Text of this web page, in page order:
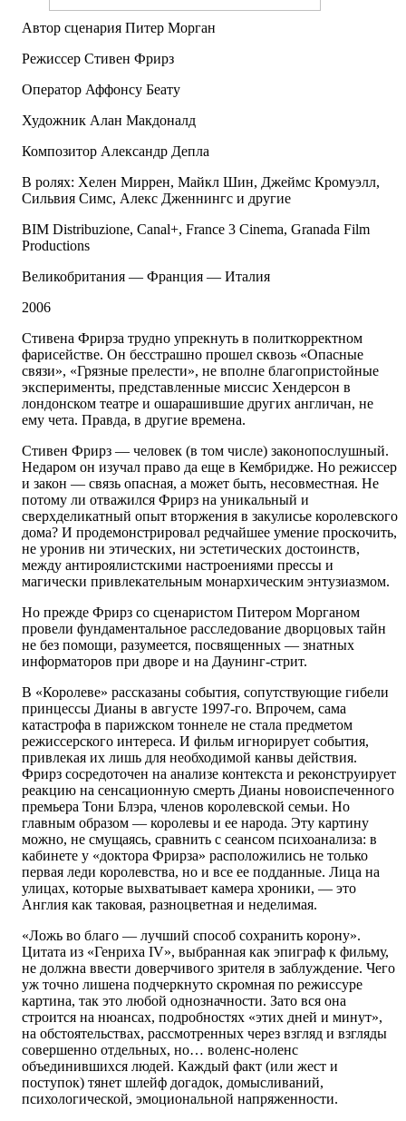
Автор сценария Питер Морган
Режиссер Стивен Фрирз
Оператор Аффонсу Беату
Художник Алан Макдоналд
Композитор Александр Депла
В ролях: Хелен Миррен, Майкл Шин, Джеймс Кромуэлл,
Сильвия Симс, Алекс Дженнингс и другие
BIM Distribuzione, Canal+, France 3 Cinema, Granada Film
Productions
Великобритания — Франция — Италия
2006
Стивена Фрирза трудно упрекнуть в политкорректном
фарисействе. Он бесстрашно прошел сквозь «Опасные
связи», «Грязные прелести», не вполне благопристойные
эксперименты, представленные миссис Хендерсон в
лондонском театре и ошарашившие других англичан, не
ему чета. Правда, в другие времена.
Стивен Фрирз — человек (в том числе) законопослушный.
Недаром он изучал право да еще в Кембридже. Но режиссер
и закон — связь опасная, а может быть, несовместная. Не
потому ли отважился Фрирз на уникальный и
сверхделикатный опыт вторжения в закулисье королевского
дома? И продемонстрировал редчайшее умение проскочить,
не уронив ни этических, ни эстетических достоинств,
между антироялистскими настроениями прессы и
магически привлекательным монархическим энтузиазмом.
Но прежде Фрирз со сценаристом Питером Морганом
провели фундаментальное расследование дворцовых тайн
не без помощи, разумеется, посвященных — знатных
информаторов при дворе и на Даунинг-стрит.
В «Королеве» рассказаны события, сопутствующие гибели
принцессы Дианы в августе 1997-го. Впрочем, сама
катастрофа в парижском тоннеле не стала предметом
режиссерского интереса. И фильм игнорирует события,
привлекая их лишь для необходимой канвы действия.
Фрирз сосредоточен на анализе контекста и реконструирует
реакцию на сенсационную смерть Дианы новоиспеченного
премьера Тони Блэра, членов королевской семьи. Но
главным образом — королевы и ее народа. Эту картину
можно, не смущаясь, сравнить с сеансом психоанализа: в
кабинете у «доктора Фрирза» расположились не только
первая леди королевства, но и все ее подданные. Лица на
улицах, которые выхватывает камера хроники, — это
Англия как таковая, разноцветная и неделимая.
«Ложь во благо — лучший способ сохранить корону».
Цитата из «Генриха IV», выбранная как эпиграф к фильму,
не должна ввести доверчивого зрителя в заблуждение. Чего
уж точно лишена подчеркнуто скромная по режиссуре
картина, так это любой однозначности. Зато вся она
строится на нюансах, подробностях «этих дней и минут»,
на обстоятельствах, рассмотренных через взгляд и взгляды
совершенно отдельных, но… воленс-ноленс
объединившихся людей. Каждый факт (или жест и
поступок) тянет шлейф догадок, домысливаний,
психологической, эмоциональной напряженности.